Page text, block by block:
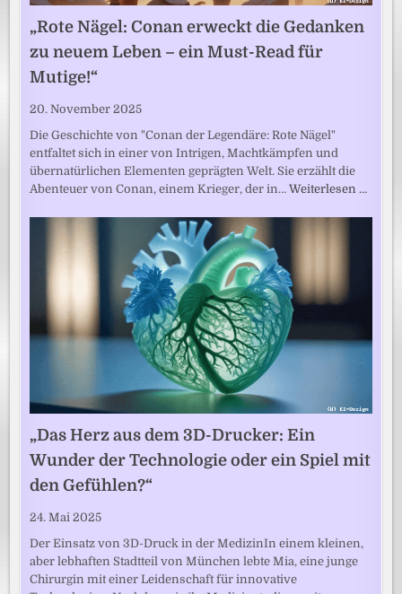
„Rote Nägel: Conan erweckt die Gedanken
zu neuem Leben – ein Must-Read für
Mutige!“
20. November 2025
Die Geschichte von "Conan der Legendäre: Rote Nägel"
entfaltet sich in einer von Intrigen, Machtkämpfen und
übernatürlichen Elementen geprägten Welt. Sie erzählt die
Abenteuer von Conan, einem Krieger, der in…Weiterlesen …
„Das Herz aus dem 3D-Drucker: Ein
Wunder der Technologie oder ein Spiel mit
den Gefühlen?“
24. Mai 2025
Der Einsatz von 3D-Druck in der MedizinIn einem kleinen,
aber lebhaften Stadtteil von München lebte Mia, eine junge
Chirurgin mit einer Leidenschaft für innovative